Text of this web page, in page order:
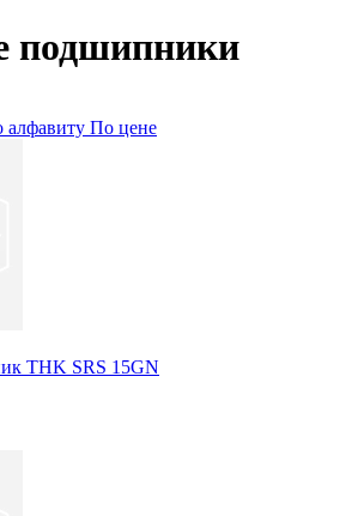
подшипники
алфавиту По цене
THK SRS 15GN